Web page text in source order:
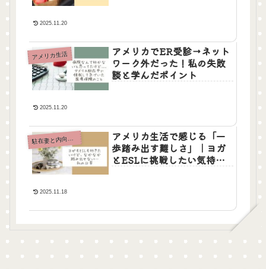
2025.11.20
アメリカ生活
アメリカでER受診→ネット
ワーク外だった！私の失敗
談と学んだポイント
2025.11.20
駐在妻と内向的な日常
アメリカ生活で感じる「一
歩踏み出す難しさ」｜ヨガ
とESLに挑戦したい気持ち
2025.11.18